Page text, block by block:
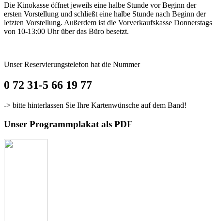
Die Kinokasse öffnet jeweils eine halbe Stunde vor Beginn der
ersten Vorstellung und schließt eine halbe Stunde nach Beginn der
letzten Vorstellung. Außerdem ist die Vorverkaufskasse Donnerstags
von 10-13:00 Uhr über das Büro besetzt.
Unser Reservierungstelefon hat die Nummer
0 72 31-5 66 19 77
-> bitte hinterlassen Sie Ihre Kartenwünsche auf dem Band!
Unser Programmplakat als PDF